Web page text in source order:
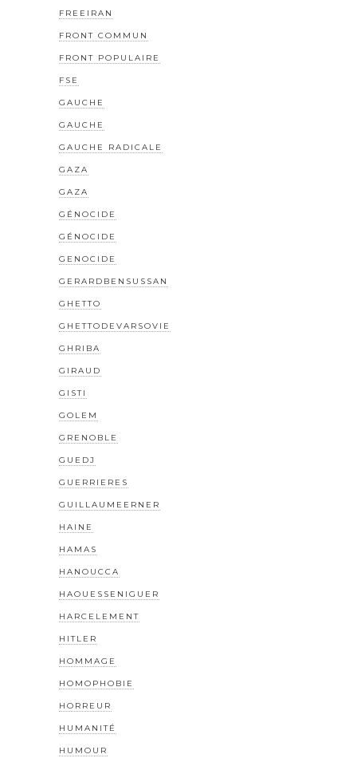
FREEIRAN
FRONT COMMUN
FRONT POPULAIRE
FSE
GAUCHE
GAUCHE
GAUCHE RADICALE
GAZA
GAZA
GÉNOCIDE
GÉNOCIDE
GENOCIDE
GERARDBENSUSSAN
GHETTO
GHETTODEVARSOVIE
GHRIBA
GIRAUD
GISTI
GOLEM
GRENOBLE
GUEDJ
GUERRIERES
GUILLAUMEERNER
HAINE
HAMAS
HANOUCCA
HAOUESSENIGUER
HARCELEMENT
HITLER
HOMMAGE
HOMOPHOBIE
HORREUR
HUMANITÉ
HUMOUR